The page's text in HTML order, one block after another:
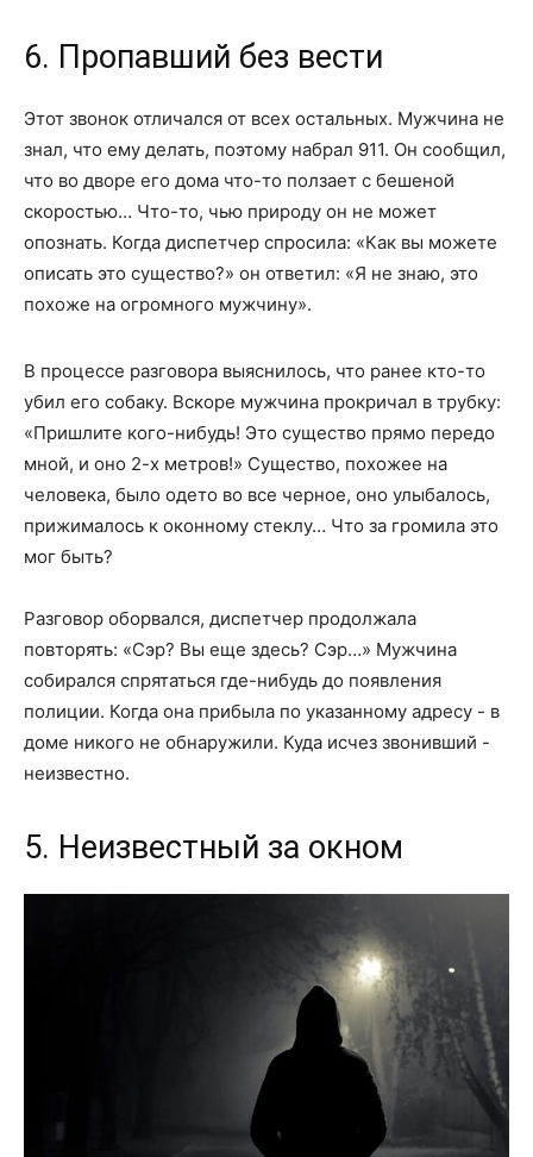
6. Пропавший без вести
Этот звонок отличался от всех остальных. Мужчина не
знал, что ему делать, поэтому набрал 911. Он сообщил,
что во дворе его дома что-то ползает с бешеной
скоростью… Что-то, чью природу он не может
опознать. Когда диспетчер спросила: «Как вы можете
описать это существо?» он ответил: «Я не знаю, это
похоже на огромного мужчину».
В процессе разговора выяснилось, что ранее кто-то
убил его собаку. Вскоре мужчина прокричал в трубку:
«Пришлите кого-нибудь! Это существо прямо передо
мной, и оно 2-х метров!» Существо, похожее на
человека, было одето во все черное, оно улыбалось,
прижималось к оконному стеклу… Что за громила это
мог быть?
Разговор оборвался, диспетчер продолжала
повторять: «Сэр? Вы еще здесь? Сэр…» Мужчина
собирался спрятаться где-нибудь до появления
полиции. Когда она прибыла по указанному адресу - в
доме никого не обнаружили. Куда исчез звонивший -
неизвестно.
5. Неизвестный за окном